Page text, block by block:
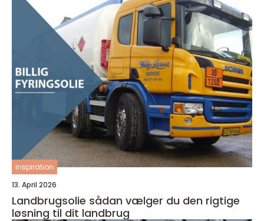
inspiration
13. April 2026
Landbrugsolie sådan vælger du den rigtige
løsning til dit landbrug